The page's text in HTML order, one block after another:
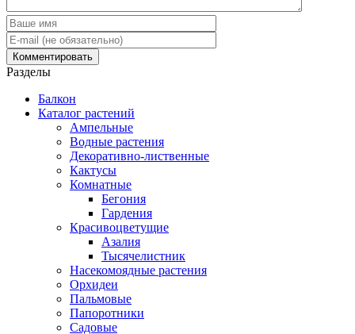
Разделы
Балкон
Каталог растений
Ампельные
Водные растения
Декоративно-лиственные
Кактусы
Комнатные
Бегония
Гардения
Красивоцветущие
Азалия
Тысячелистник
Насекомоядные растения
Орхидеи
Пальмовые
Папоротники
Садовые